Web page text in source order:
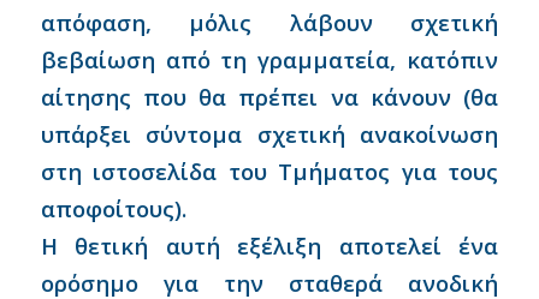
απόφαση, μόλις λάβουν σχετική
βεβαίωση από τη γραμματεία, κατόπιν
αίτησης που θα πρέπει να κάνουν (θα
υπάρξει σύντομα σχετική ανακοίνωση
στη ιστοσελίδα του Τμήματος για τους
αποφοίτους).
Η θετική αυτή εξέλιξη αποτελεί ένα
ορόσημο για την σταθερά ανοδική